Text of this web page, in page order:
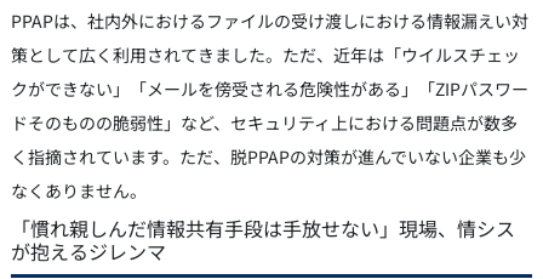
PPAPは、社内外におけるファイルの受け渡しにおける情報漏えい対
策として広く利用されてきました。ただ、近年は「ウイルスチェッ
クができない」「メールを傍受される危険性がある」「ZIPパスワー
ドそのものの脆弱性」など、セキュリティ上における問題点が数多
く指摘されています。ただ、脱PPAPの対策が進んでいない企業も少
なくありません。
「慣れ親しんだ情報共有手段は手放せない」現場、情シス
が抱えるジレンマ